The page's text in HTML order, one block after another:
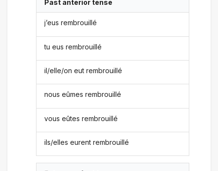
Past anterior tense
j’eus rembrouillé
tu eus rembrouillé
il/elle/on eut rembrouillé
nous eûmes rembrouillé
vous eûtes rembrouillé
ils/elles eurent rembrouillé